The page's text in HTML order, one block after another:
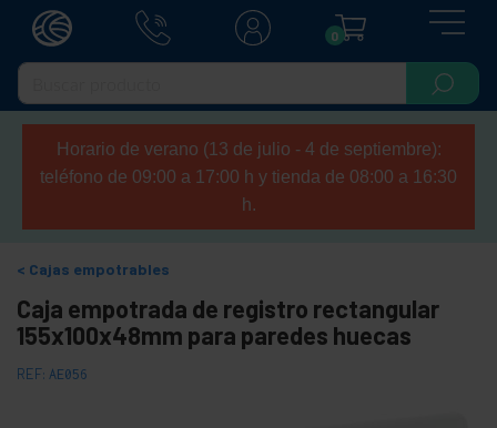
0
Horario de verano (13 de julio - 4 de septiembre):
teléfono de 09:00 a 17:00 h y tienda de 08:00 a 16:30
h.
Cajas empotrables
Caja empotrada de registro rectangular
155x100x48mm para paredes huecas
REF: AE056